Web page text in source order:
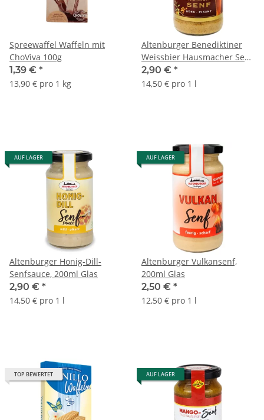
Spreewaffel Waffeln mit
ChoViva 100g
1,39 € *
13,90 € pro 1 kg
Altenburger Benediktiner
Weissbier Hausmacher Senf
- süß, 200 ml
2,90 € *
14,50 € pro 1 l
AUF LAGER
Altenburger Honig-Dill-
Senfsauce, 200ml Glas
2,90 € *
14,50 € pro 1 l
AUF LAGER
Altenburger Vulkansenf,
200ml Glas
2,50 € *
12,50 € pro 1 l
TOP BEWERTET AUF LAGER